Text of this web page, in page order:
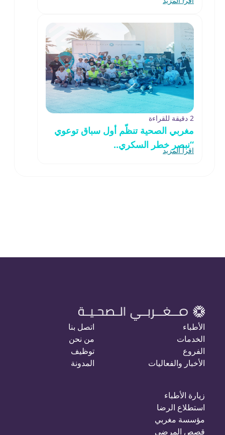
2 دقيقة للقراءة
مغربي الصحية تنظّم أول سباق توعوي
“نبصر خطر السكري..
اقرأ المزيد
الأطباء
الخدمات
الفروع
الأخبار والفعاليات
اتصل بنا
من نحن
توظيف
المدونة
زيارة الأطباء
استطلاع الرضا
مؤسسة مغربي
قصص المرضى